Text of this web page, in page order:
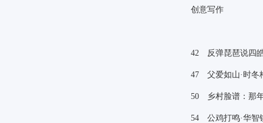
创意写作
42 反弹琵琶说四
47 父爱如山·时冬
50 乡村脸谱：那
54 公鸡打鸣·华智